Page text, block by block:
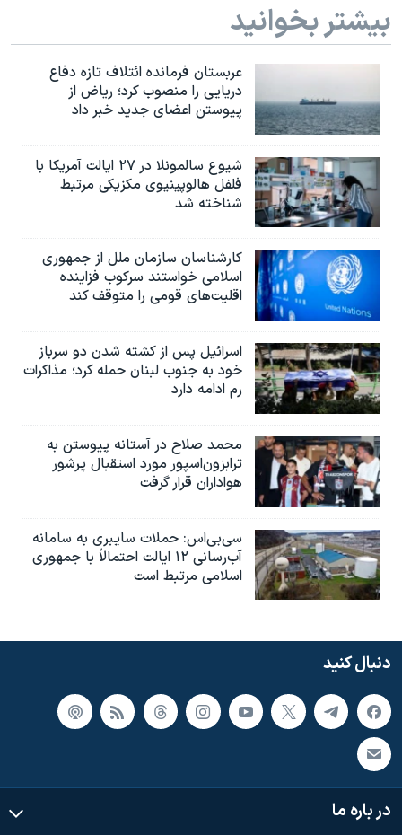
بیشتر بخوانید
عربستان فرمانده ائتلاف تازه دفاع
دریایی را منصوب کرد؛ ریاض از
پیوستن اعضای جدید خبر داد
شیوع سالمونلا در ۲۷ ایالت آمریکا با
فلفل هالوپینیوی مکزیکی مرتبط
شناخته شد
کارشناسان سازمان ملل از جمهوری
اسلامی خواستند سرکوب فزاینده
اقلیت‌های قومی را متوقف کند
اسرائیل پس از کشته شدن دو سرباز
خود به جنوب لبنان حمله کرد؛ مذاکرات
رم ادامه دارد
محمد صلاح در آستانه پیوستن به
ترابزون‌اسپور مورد استقبال پرشور
هواداران قرار گرفت
سی‌بی‌اس: حملات سایبری به سامانه
آب‌رسانی ۱۲ ایالت احتمالاً با جمهوری
اسلامی مرتبط است
دنبال کنید
در باره ما